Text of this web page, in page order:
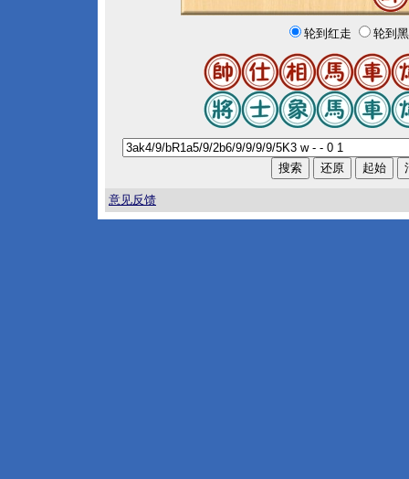
轮到红走 轮到
意见反馈